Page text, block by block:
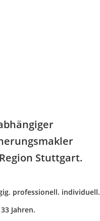
Stuttgart.
professionell. individuell.
Jahren.